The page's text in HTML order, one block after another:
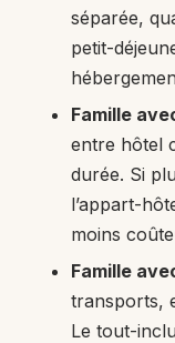
séparée,
petit-
Famille
entre hôtel
durée. Si
l’appart-
moins
Famille
transports,
Le tout-